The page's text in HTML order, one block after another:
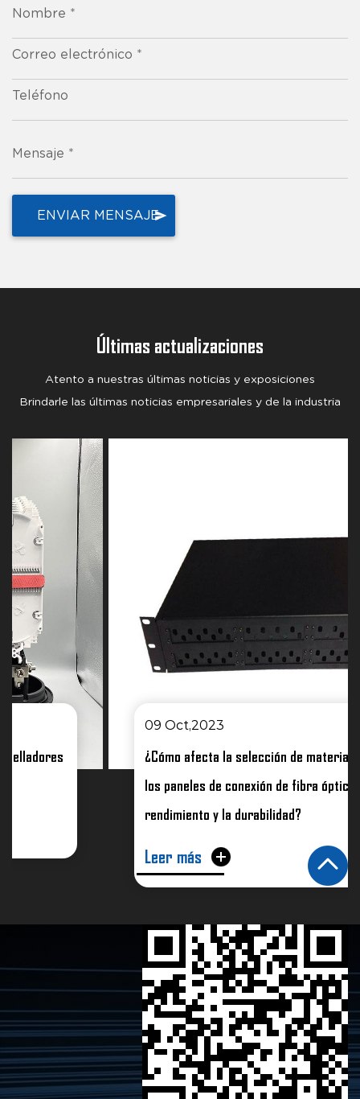
Nombre *
Correo electrónico *
Teléfono
Mensaje *
Últimas actualizaciones
Atento a nuestras últimas noticias y exposiciones
Brindarle las últimas noticias empresariales y de la industria
¿Cómo afecta la selección de materiales para
los paneles de conexión de fibra óptica al
rendimiento y la durabilidad?
Leer más